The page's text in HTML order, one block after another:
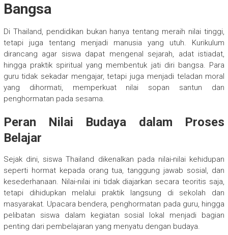
Bangsa
Di Thailand, pendidikan bukan hanya tentang meraih nilai tinggi,
tetapi juga tentang menjadi manusia yang utuh. Kurikulum
dirancang agar siswa dapat mengenal sejarah, adat istiadat,
hingga praktik spiritual yang membentuk jati diri bangsa. Para
guru tidak sekadar mengajar, tetapi juga menjadi teladan moral
yang dihormati, memperkuat nilai sopan santun dan
penghormatan pada sesama.
Peran Nilai Budaya dalam Proses
Belajar
Sejak dini, siswa Thailand dikenalkan pada nilai-nilai kehidupan
seperti hormat kepada orang tua, tanggung jawab sosial, dan
kesederhanaan. Nilai-nilai ini tidak diajarkan secara teoritis saja,
tetapi dihidupkan melalui praktik langsung di sekolah dan
masyarakat. Upacara bendera, penghormatan pada guru, hingga
pelibatan siswa dalam kegiatan sosial lokal menjadi bagian
penting dari pembelajaran yang menyatu dengan budaya.